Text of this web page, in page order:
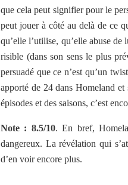
que cela peut signifier pour le
peut jouer à côté au delà de ce
qu’elle l’utilise, qu’elle abuse
risible (dans son sens le plus
persuadé que ce n’est qu’un
apporté de 24 dans Homeland et
épisodes et des saisons, c’est
Note : 8.5/10. En bref,
dangereux. La révélation qui
d’en voir encore plus.